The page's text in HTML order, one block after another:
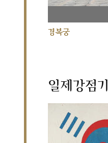
경복궁
일제강점기